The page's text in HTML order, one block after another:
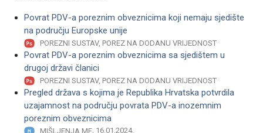
Povrat PDV-a poreznim obveznicima koji nemaju sjedište
na području Europske unije
POREZNI SUSTAV, POREZ NA DODANU VRIJEDNOST
Povrat PDV-a poreznim obveznicima sa sjedištem u
drugoj državi članici
POREZNI SUSTAV, POREZ NA DODANU VRIJEDNOST
Pregled država s kojima je Republika Hrvatska potvrdila
uzajamnost na području povrata PDV-a inozemnim
poreznim obveznicima
MIŠLJENJA MF, 16.01.2024.